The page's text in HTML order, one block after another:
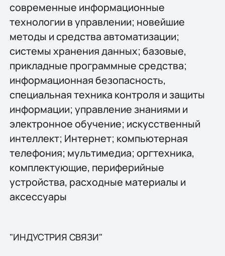
современные информационные
технологии в управлении; новейшие
методы и средства автоматизации;
системы хранения данных; базовые,
прикладные программные средства;
информационная безопасность,
специальная техника контроля и защиты
информации; управление знаниями и
электронное обучение; искусственный
интеллект; Интернет; компьютерная
телефония; мультимедиа; оргтехника,
комплектующие, периферийные
устройства, расходные материалы и
аксессуары
"ИНДУСТРИЯ СВЯЗИ"